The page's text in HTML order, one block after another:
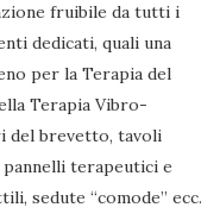
fruibile da tutti i
dedicati, quali una
per la Terapia del
Terapia Vibro-
del brevetto, tavoli
terapeutici e
sedute “comode” ecc.